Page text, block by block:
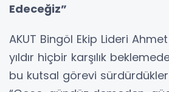
Edeceğiz”
AKUT Bingöl Ekip Lideri
yıldır hiçbir karşılık
bu kutsal görevi